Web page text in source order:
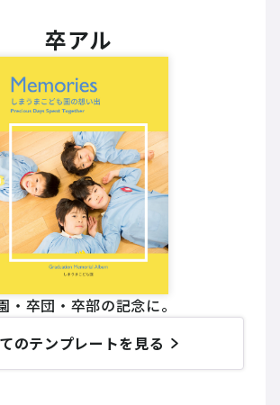
卒アル
・卒団・卒部の記念に。
のテンプレートを見る